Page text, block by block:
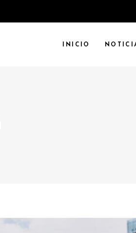
INICIO